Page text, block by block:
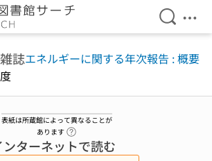
検索を
メ
誌エネルギーに関する年次報告 : 概要
表紙は所蔵館によって異なることが
あります
ンターネットで読む